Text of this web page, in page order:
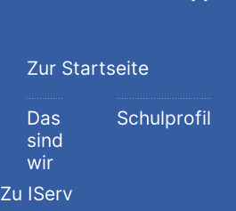
Zur Startseite
Das
sind
wir
Schulprofil
Zu IServ